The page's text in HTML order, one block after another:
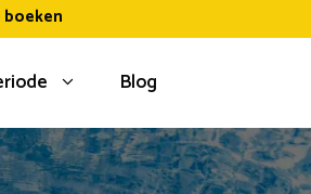
Blog